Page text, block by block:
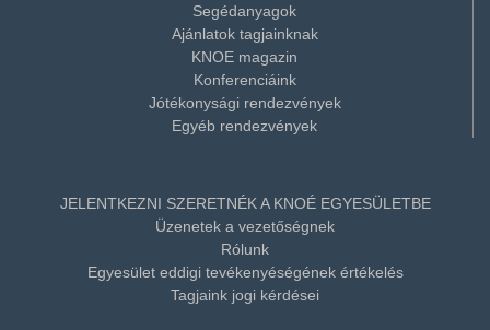
Segédanyagok
Ajánlatok tagjainknak
KNOE magazin
Konferenciáink
Jótékonysági rendezvények
Egyéb rendezvények
JELENTKEZNI SZERETNÉK A KNOÉ EGYESÜLETBE
Üzenetek a vezetőségnek
Rólunk
Egyesület eddigi tevékenyéségének értékelés
Tagjaink jogi kérdései